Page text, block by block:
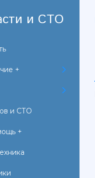
и СТО
+
и СТО
+